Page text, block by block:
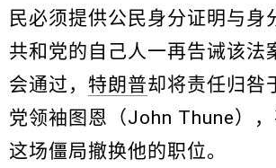
民必须提供公民身分证明与身
共和党的自己人一再告诫该法
会通过， 特朗普却将责任归咎
党领袖图恩（John Thune）
这场僵局撤换他的职位。